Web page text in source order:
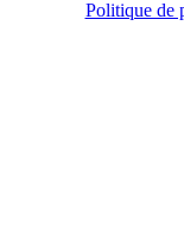
Politique de